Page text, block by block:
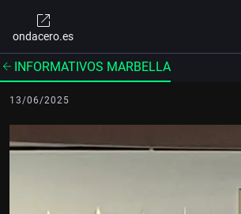
ondacero.es
INFORMATIVOS MARBELLA
13/06/2025